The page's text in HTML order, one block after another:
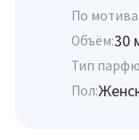
По
Объём:30
Тип
Пол: